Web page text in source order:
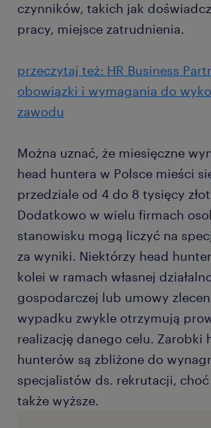
czynników, takich jak
pracy, miejsce zatrudnienia.
przeczytaj też: HR Business
obowiązki i wymagania do
zawodu
Można uznać, że miesięczne
head huntera w Polsce mieści
przedziale od 4 do 8 tysięcy
Dodatkowo w wielu firmach
stanowisku mogą liczyć na
za wyniki. Niektórzy head
kolei w ramach własnej
gospodarczej lub umowy
wypadku zwykle otrzymują
realizację danego celu. Zarobki
hunterów są zbliżone do
specjalistów ds. rekrutacji,
także wyższe.